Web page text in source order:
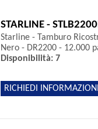
STARLINE -
Starline - Tamburo
Nero - DR2200 - 12.000
Disponibilità: 7
RICHIEDI INFORMAZIONI